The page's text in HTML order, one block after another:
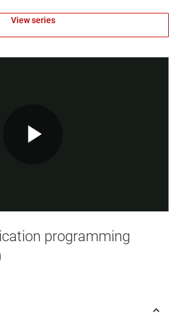
Video
programming
View series